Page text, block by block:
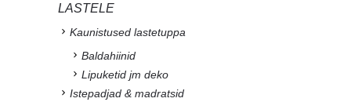
LASTELE
Kaunistused lastetuppa
Baldahiinid
Lipuketid jm deko
Istepadjad & madratsid